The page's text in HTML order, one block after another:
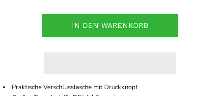
IN DEN WARENKORB
Praktische Verschlusslasche mit Druckknopf